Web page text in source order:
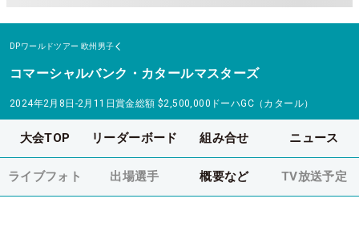
DPワールドツアー 欧州男子
コマーシャルバンク・カタールマスターズ
2024年2月8日-2月11日賞金総額 $2,500,000 ドーハGC（カタール）
大会TOP リーダーボード 組み合せ ニュース
ライブフォト 出場選手 概要など TV放送予定